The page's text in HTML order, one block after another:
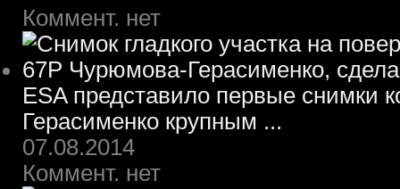
Коммент. нет
ESA представило первые снимки
Герасименко крупным ...
07.08.2014
Коммент. нет